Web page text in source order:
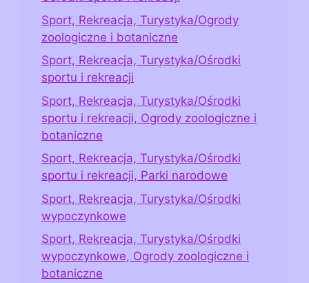
Sport, Rekreacja, Turystyka/Ogrody
zoologiczne i botaniczne
Sport, Rekreacja, Turystyka/Ośrodki
sportu i rekreacji
Sport, Rekreacja, Turystyka/Ośrodki
sportu i rekreacji, Ogrody zoologiczne i
botaniczne
Sport, Rekreacja, Turystyka/Ośrodki
sportu i rekreacji, Parki narodowe
Sport, Rekreacja, Turystyka/Ośrodki
wypoczynkowe
Sport, Rekreacja, Turystyka/Ośrodki
wypoczynkowe, Ogrody zoologiczne i
botaniczne